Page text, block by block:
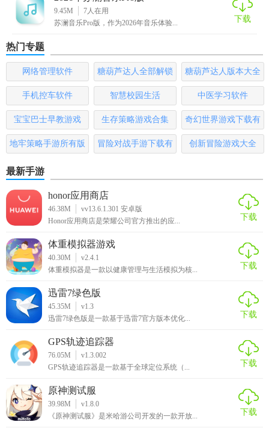
3. 搜索歌曲：在搜索框输入歌名或歌手名，快速找到想要听
的音乐。
4. 添加至播放列表：将喜欢的歌曲添加到个人播放列表，方
便随时播放。
5. 调节音效：在播放界面调整音效设置，享受个性化的听觉
盛宴。
【苏澜音乐推荐】
无论是音乐发烧友还是普通听众，苏澜音乐都是一款不可多
得的音乐伴侣。其强大的功能、丰富的资源以及个性化的体
验，定能让每位用户都能在这里找到属于自己的音乐世界。
9.45M 7 人在用
苏澜音乐Pro版，作为2026年音乐体验...
下载
热门专题
网络管理软件
糖葫芦达人全部解锁
版
糖葫芦达人版本大全
手机控车软件 智慧校园生活 中医学习软件
宝宝巴士早教游戏 生存策略游戏合集
奇幻世界游戏下载有
哪些
地牢策略手游所有版
冒险对战手游下载有
创新冒险游戏大全
最新手游
honor应用商店
46.38M
vv13.6.1.301 安卓版
Honor应用商店是荣耀公司官方推出的应...
下载
体重模拟器游戏
40.30M
v2.4.1
体重模拟器是一款以健康管理与生活模拟为核...
下载
迅雷7绿色版
45.35M
v1.3
迅雷7绿色版是一款基于迅雷7官方版本优化...
下载
GPS轨迹追踪器
76.05M
v1.3.002
GPS轨迹追踪器是一款基于全球定位系统（...
下载
原神测试服
39.98M
v1.8.0
《原神测试服》是米哈游公司开发的一款开放...
下载